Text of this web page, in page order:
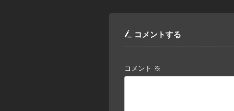
コメントする
コメント ※